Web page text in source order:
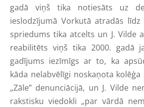
gadā viņš tika notiesāts uz
ieslodzījumā Vorkutā atradās līdz
spriedums tika atcelts un J. Vilde
reabilitēts viņš tika 2000. gadā
gadījums iezīmīgs ar to, ka
kāda nelabvēlīgi noskaņota
„Zāle” denunciācijā, un J. Vilde
rakstisku viedokli „par vārdā